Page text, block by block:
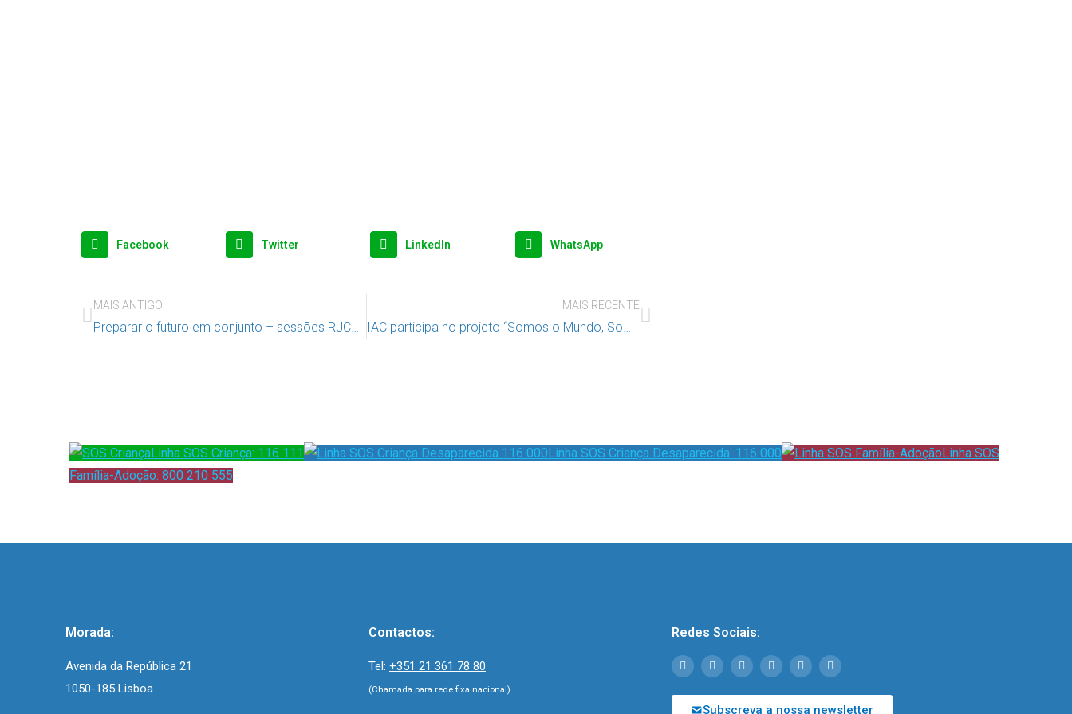
Facebook Twitter LinkedIn WhatsApp
MAIS ANTIGO MAIS RECENTE
Linha SOS Criança: 116 111 Linha SOS Criança Desaparecida: 116 000
Linha SOS
Família-Adoção: 800 210 555
Morada:
Avenida da República 21
1050-185 Lisboa
Contactos:
Tel: +351 21 361 78 80
(Chamada para rede fixa nacional)
Redes Sociais:
Subscreva a nossa newsletter